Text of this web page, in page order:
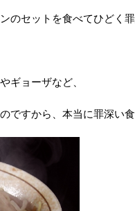
のセットを食べてひどく
ギョーザなど、
ですから、本当に罪深い食